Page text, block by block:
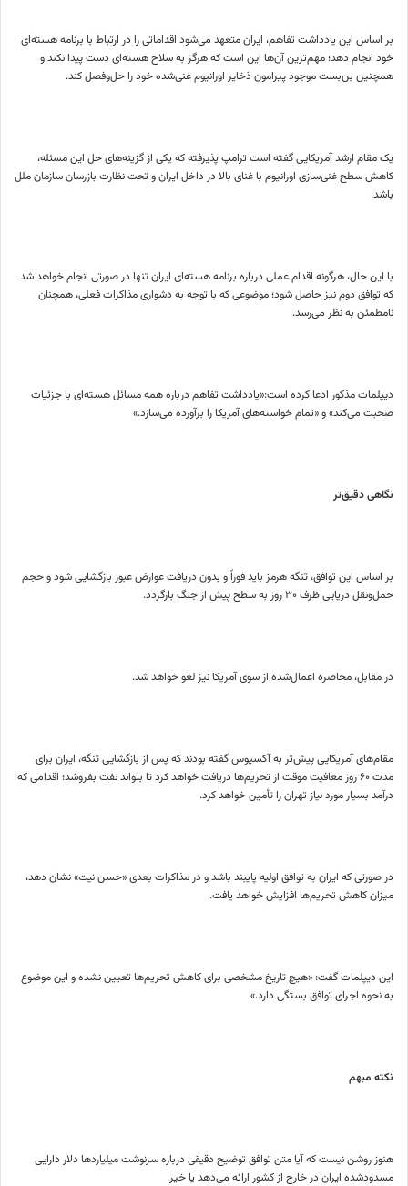
بر اساس این یادداشت تفاهم، ایران متعهد می‌شود اقداماتی را در ارتباط با برنامه هسته‌ای
خود انجام دهد؛ مهم‌ترین آن‌ها این است که هرگز به سلاح هسته‌ای دست پیدا نکند و
همچنین بن‌بست موجود پیرامون ذخایر اورانیوم غنی‌شده خود را حل‌وفصل کند.
یک مقام ارشد آمریکایی گفته است ترامپ پذیرفته که یکی از گزینه‌های حل این مسئله،
کاهش سطح غنی‌سازی اورانیوم با غنای بالا در داخل ایران و تحت نظارت بازرسان سازمان ملل
باشد.
با این حال، هرگونه اقدام عملی درباره برنامه هسته‌ای ایران تنها در صورتی انجام خواهد شد
که توافق دوم نیز حاصل شود؛ موضوعی که با توجه به دشواری مذاکرات فعلی، همچنان
نامطمئن به نظر می‌رسد.
دیپلمات مذکور ادعا کرده است:«یادداشت تفاهم درباره همه مسائل هسته‌ای با جزئیات
صحبت می‌کند» و «تمام خواسته‌های آمریکا را برآورده می‌سازد.»
نگاهی دقیق‌تر
بر اساس این توافق، تنگه هرمز باید فوراً و بدون دریافت عوارض عبور بازگشایی شود و حجم
حمل‌ونقل دریایی ظرف ۳۰ روز به سطح پیش از جنگ بازگردد.
در مقابل، محاصره اعمال‌شده از سوی آمریکا نیز لغو خواهد شد.
مقام‌های آمریکایی پیش‌تر به آکسیوس گفته بودند که پس از بازگشایی تنگه، ایران برای
مدت ۶۰ روز معافیت موقت از تحریم‌ها دریافت خواهد کرد تا بتواند نفت بفروشد؛ اقدامی که
درآمد بسیار مورد نیاز تهران را تأمین خواهد کرد.
در صورتی که ایران به توافق اولیه پایبند باشد و در مذاکرات بعدی «حسن نیت» نشان دهد،
میزان کاهش تحریم‌ها افزایش خواهد یافت.
این دیپلمات گفت: «هیچ تاریخ مشخصی برای کاهش تحریم‌ها تعیین نشده و این موضوع
به نحوه اجرای توافق بستگی دارد.»
نکته مبهم
هنوز روشن نیست که آیا متن توافق توضیح دقیقی درباره سرنوشت میلیاردها دلار دارایی
مسدودشده ایران در خارج از کشور ارائه می‌دهد یا خیر.